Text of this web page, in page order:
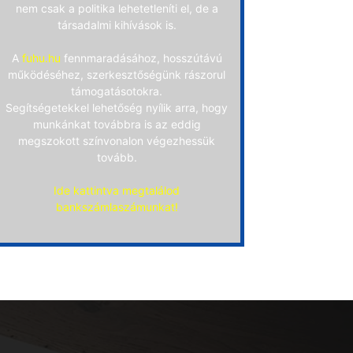
nem csak a politika lehetetleníti el, de a
társadalmi kihívások is.
A fuhu.hu fennmaradásához, hosszútávú
működéséhez, szerkesztőségünk rászorul
támogatásotokra.
Segítségetekkel lehetőség nyílik arra, hogy
munkánkat továbbra is az eddig
megszokott színvonalon végezhessük
tovább.
Ide kattintva megtalálod
bankszámlaszámunkat!